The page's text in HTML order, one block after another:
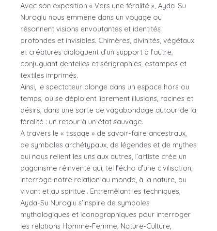
Avec son exposition « Vers une féralité », Ayda-Su
Nuroglu nous emmène dans un voyage ou
résonnent visions envoutantes et identités
profondes et invisibles. Chimères, divinités, végétaux
et créatures dialoguent d’un support à I’autre,
conjuguant dentelles et sérigraphies, estampes et
textiles imprimés.
Ainsi, Ie spectateur plonge dans un espace hors ou
temps, où se déploient librement illusions, racines et
désirs, dans une sorte de vagabondage autour de la
féralité : un retour à un état sauvage.
A travers Ie « tissage » de savoir-faire ancestraux,
de symboles archétypaux, de Iégendes et de mythes
qui nous relient les uns aux autres, I’artiste crée un
paganisme réinventé qui, tel I’écho d’une civilisation,
interroge notre relation au monde, à la nature, au
vivant et au spirituel. Entremêlant les techniques,
Ayda-Su Nuroglu s’inspire de symboles
mythologiques et iconographiques pour interroger
les relations Homme-Femme, Nature-Culture,